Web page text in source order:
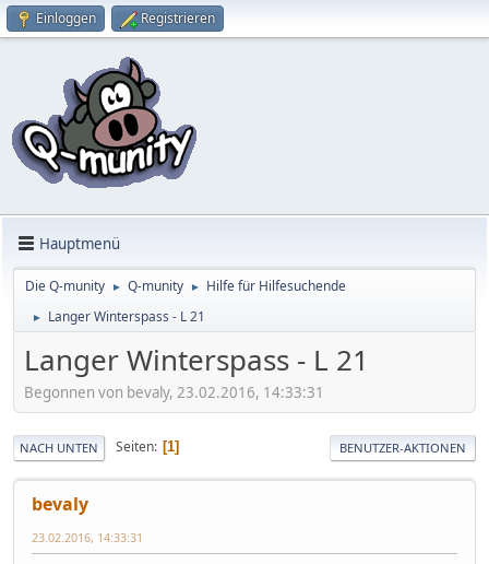
Einloggen Registrieren
Hauptmenü
Die Q-munity ► Q-munity ► Hilfe für Hilfesuchende
► Langer Winterspass - L 21
Langer Winterspass - L 21
Begonnen von bevaly, 23.02.2016, 14:33:31
NACH UNTEN Seiten 1 BENUTZER-AKTIONEN
bevaly
23.02.2016, 14:33:31